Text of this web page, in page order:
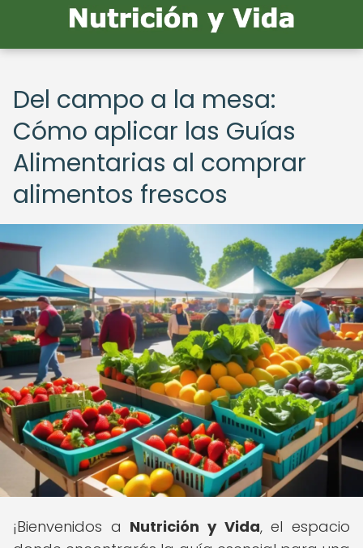
Del campo a la mesa:
Cómo aplicar las Guías
Alimentarias al comprar
alimentos frescos
¡Bienvenidos a Nutrición y Vida, el espacio